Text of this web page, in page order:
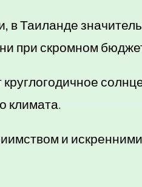
Таиланде
при скромном
климата.
и